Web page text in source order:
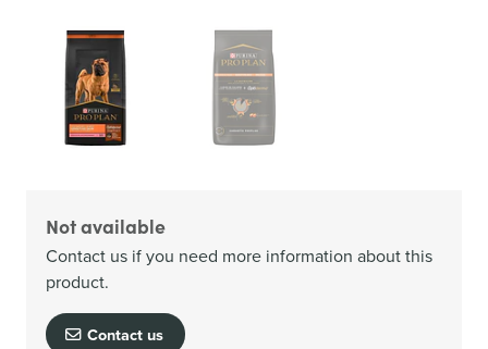
Not available
Contact us if you need more information about this
product.
Contact us